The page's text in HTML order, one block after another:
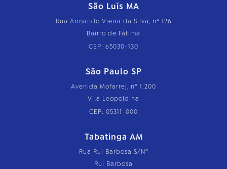
São Luís MA
Rua Armando Vieira da Silva, nº 126
Bairro de Fátima
CEP: 65030-130
São Paulo SP
Avenida Mofarrej, nº 1.200
Vila Leopoldina
CEP: 05311-000
Tabatinga AM
Rua Rui Barbosa S/Nº
Rui Barbosa